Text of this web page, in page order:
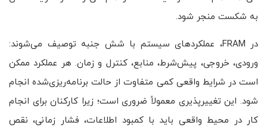
به شکست منجر شود.
در FRAM، عملکردهای سیستم با شش جنبه توصیف می‌شوند:
ورودی، خروجی، پیش‌شرط، منابع، کنترل و زمان. هر عملکرد ممکن
است در شرایط واقعی کمی متفاوت از حالت برنامه‌ریزی‌شده انجام
شود. این تغییرپذیری معمولاً ضروری است؛ زیرا کارکنان برای انجام
کار در محیط واقعی باید با کمبود اطلاعات، فشار زمانی، نقص